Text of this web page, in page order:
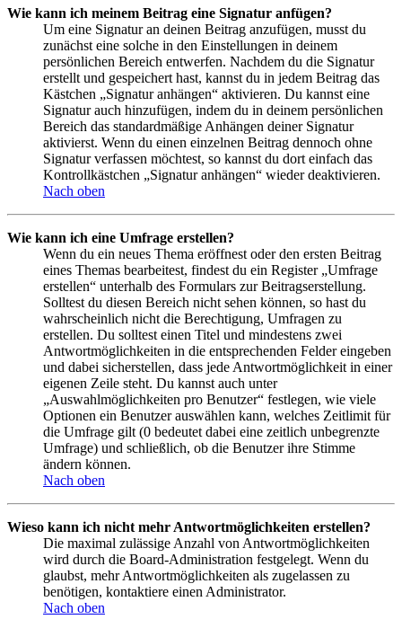
Wie kann ich meinem Beitrag eine Signatur anfügen?
Um eine Signatur an deinen Beitrag anzufügen, musst du
zunächst eine solche in den Einstellungen in deinem
persönlichen Bereich entwerfen. Nachdem du die Signatur
erstellt und gespeichert hast, kannst du in jedem Beitrag das
Kästchen „Signatur anhängen“ aktivieren. Du kannst eine
Signatur auch hinzufügen, indem du in deinem persönlichen
Bereich das standardmäßige Anhängen deiner Signatur
aktivierst. Wenn du einen einzelnen Beitrag dennoch ohne
Signatur verfassen möchtest, so kannst du dort einfach das
Kontrollkästchen „Signatur anhängen“ wieder deaktivieren.
Nach oben
Wie kann ich eine Umfrage erstellen?
Wenn du ein neues Thema eröffnest oder den ersten Beitrag
eines Themas bearbeitest, findest du ein Register „Umfrage
erstellen“ unterhalb des Formulars zur Beitragserstellung.
Solltest du diesen Bereich nicht sehen können, so hast du
wahrscheinlich nicht die Berechtigung, Umfragen zu
erstellen. Du solltest einen Titel und mindestens zwei
Antwortmöglichkeiten in die entsprechenden Felder eingeben
und dabei sicherstellen, dass jede Antwortmöglichkeit in einer
eigenen Zeile steht. Du kannst auch unter
„Auswahlmöglichkeiten pro Benutzer“ festlegen, wie viele
Optionen ein Benutzer auswählen kann, welches Zeitlimit für
die Umfrage gilt (0 bedeutet dabei eine zeitlich unbegrenzte
Umfrage) und schließlich, ob die Benutzer ihre Stimme
ändern können.
Nach oben
Wieso kann ich nicht mehr Antwortmöglichkeiten erstellen?
Die maximal zulässige Anzahl von Antwortmöglichkeiten
wird durch die Board-Administration festgelegt. Wenn du
glaubst, mehr Antwortmöglichkeiten als zugelassen zu
benötigen, kontaktiere einen Administrator.
Nach oben